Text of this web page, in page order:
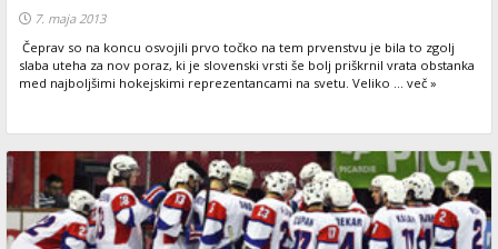
7. maja 2013
Čeprav so na koncu osvojili prvo točko na tem prvenstvu je bila to zgolj
slaba uteha za nov poraz, ki je slovenski vrsti še bolj priškrnil vrata obstanka
med najboljšimi hokejskimi reprezentancami na svetu. Veliko ... več »